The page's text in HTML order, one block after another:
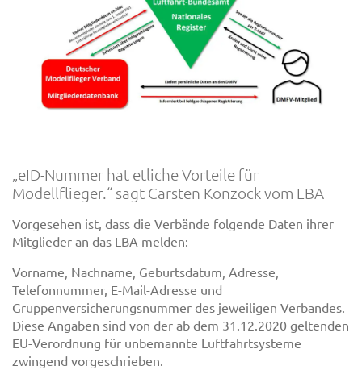
„eID-Nummer hat etliche Vorteile für
Modellflieger.“ sagt Carsten Konzock vom LBA
Vorgesehen ist, dass die Verbände folgende Daten ihrer
Mitglieder an das LBA melden:
Vorname, Nachname, Geburtsdatum, Adresse,
Telefonnummer, E-Mail-Adresse und
Gruppenversicherungsnummer des jeweiligen Verbandes.
Diese Angaben sind von der ab dem 31.12.2020 geltenden
EU-Verordnung für unbemannte Luftfahrtsysteme
zwingend vorgeschrieben.